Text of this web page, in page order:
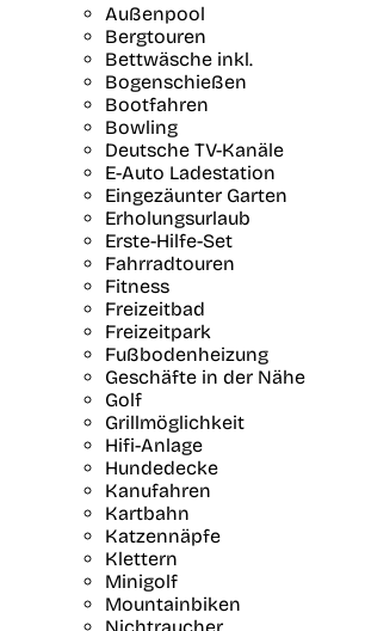
Außenpool
Bergtouren
Bettwäsche inkl.
Bogenschießen
Bootfahren
Bowling
Deutsche TV-Kanäle
E-Auto Ladestation
Eingezäunter Garten
Erholungsurlaub
Erste-Hilfe-Set
Fahrradtouren
Fitness
Freizeitbad
Freizeitpark
Fußbodenheizung
Geschäfte in der Nähe
Golf
Grillmöglichkeit
Hifi-Anlage
Hundedecke
Kanufahren
Kartbahn
Katzennäpfe
Klettern
Minigolf
Mountainbiken
Nichtraucher